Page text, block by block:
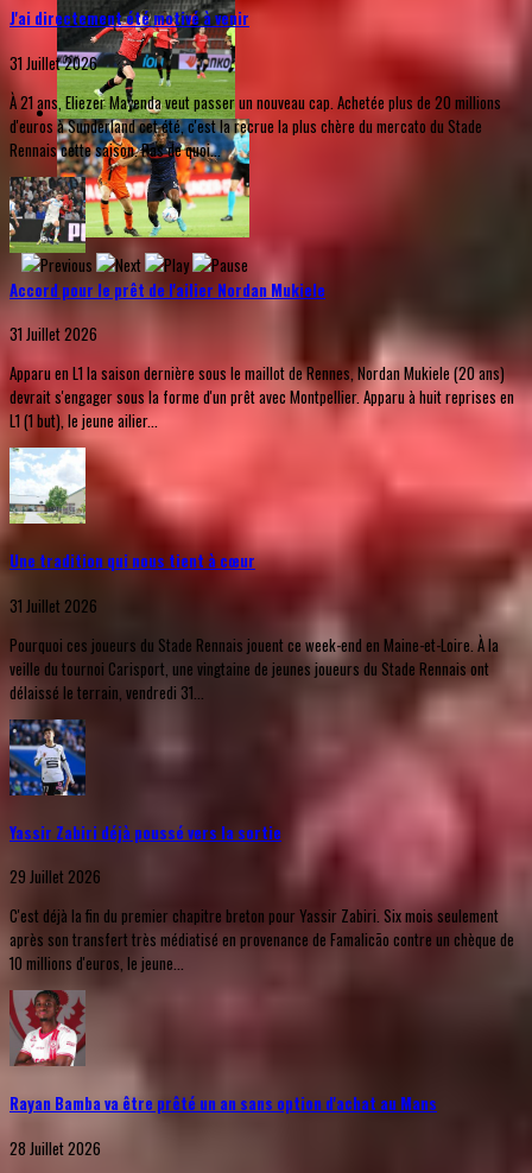
J'ai directement été motivé à venir
31 Juillet 2026
À 21 ans, Eliezer Mayenda veut passer un nouveau cap. Achetée plus de 20 millions
d'euros à Sunderland cet été, c'est la recrue la plus chère du mercato du Stade
Rennais cette saison. Pas de quoi...
Accord pour le prêt de l'ailier Nordan Mukiele
31 Juillet 2026
Apparu en L1 la saison dernière sous le maillot de Rennes, Nordan Mukiele (20 ans)
devrait s'engager sous la forme d'un prêt avec Montpellier. Apparu à huit reprises en
L1 (1 but), le jeune ailier...
Une tradition qui nous tient à cœur
31 Juillet 2026
Pourquoi ces joueurs du Stade Rennais jouent ce week-end en Maine-et-Loire. À la
veille du tournoi Carisport, une vingtaine de jeunes joueurs du Stade Rennais ont
délaissé le terrain, vendredi 31...
Yassir Zabiri déjà poussé vers la sortie
29 Juillet 2026
C'est déjà la fin du premier chapitre breton pour Yassir Zabiri. Six mois seulement
après son transfert très médiatisé en provenance de Famalicão contre un chèque de
10 millions d'euros, le jeune...
Rayan Bamba va être prêté un an sans option d'achat au Mans
28 Juillet 2026